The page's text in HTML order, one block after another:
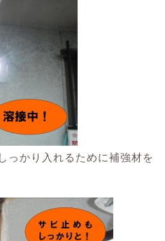
っかり入れるために補強材を